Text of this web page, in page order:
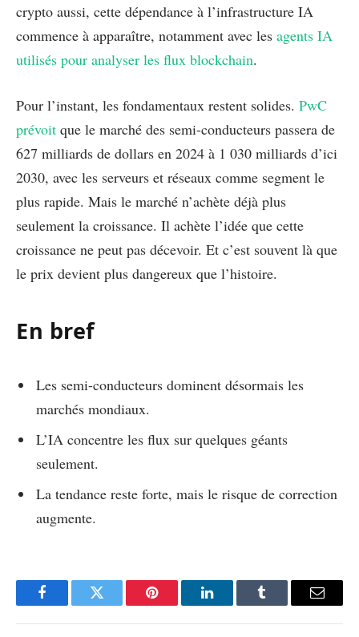
crypto aussi, cette dépendance à l’infrastructure IA
commence à apparaître, notamment avec les agents IA
utilisés pour analyser les flux blockchain.
Pour l’instant, les fondamentaux restent solides. PwC
prévoit que le marché des semi-conducteurs passera de
627 milliards de dollars en 2024 à 1 030 milliards d’ici
2030, avec les serveurs et réseaux comme segment le
plus rapide. Mais le marché n’achète déjà plus
seulement la croissance. Il achète l’idée que cette
croissance ne peut pas décevoir. Et c’est souvent là que
le prix devient plus dangereux que l’histoire.
En bref
Les semi-conducteurs dominent désormais les
marchés mondiaux.
L’IA concentre les flux sur quelques géants
seulement.
La tendance reste forte, mais le risque de correction
augmente.
FacebookTwitter Pinterest LinkedInTumblr Email